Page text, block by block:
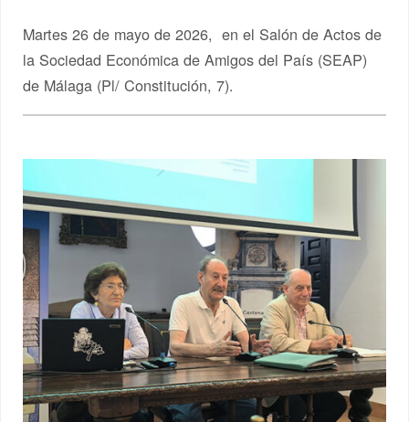
Martes 26 de mayo de 2026, en el Salón de Actos de
la Sociedad Económica de Amigos del País (SEAP)
de Málaga (Pl/ Constitución, 7).